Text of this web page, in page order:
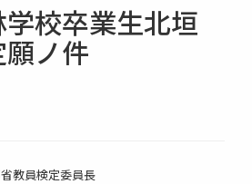
校卒業生北垣
ノ件
教員検定委員長